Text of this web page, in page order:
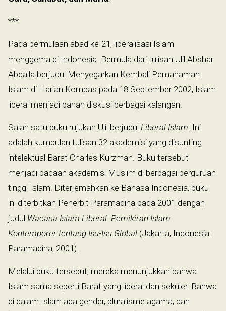
***
Pada permulaan abad ke-21, liberalisasi Islam
menggema di Indonesia. Bermula dari tulisan Ulil Abshar
Abdalla berjudul Menyegarkan Kembali Pemahaman
Islam di Harian Kompas pada 18 September 2002, Islam
liberal menjadi bahan diskusi berbagai kalangan.
Salah satu buku rujukan Ulil berjudul Liberal Islam. Ini
adalah kumpulan tulisan 32 akademisi yang disunting
intelektual Barat Charles Kurzman. Buku tersebut
menjadi bacaan akademisi Muslim di berbagai perguruan
tinggi Islam. Diterjemahkan ke Bahasa Indonesia, buku
ini diterbitkan Penerbit Paramadina pada 2001 dengan
judul Wacana Islam Liberal: Pemikiran Islam
Kontemporer tentang Isu-Isu Global (Jakarta, Indonesia:
Paramadina, 2001).
Melalui buku tersebut, mereka menunjukkan bahwa
Islam sama seperti Barat yang liberal dan sekuler. Bahwa
di dalam Islam ada gender, pluralisme agama, dan